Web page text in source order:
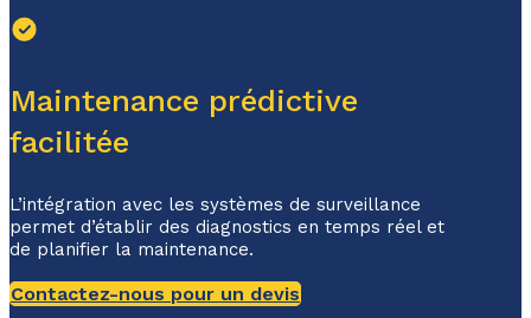
Maintenance prédictive
facilitée
L’intégration avec les systèmes de surveillance
permet d’établir des diagnostics en temps réel et
de planifier la maintenance.
Contactez-nous pour un devis